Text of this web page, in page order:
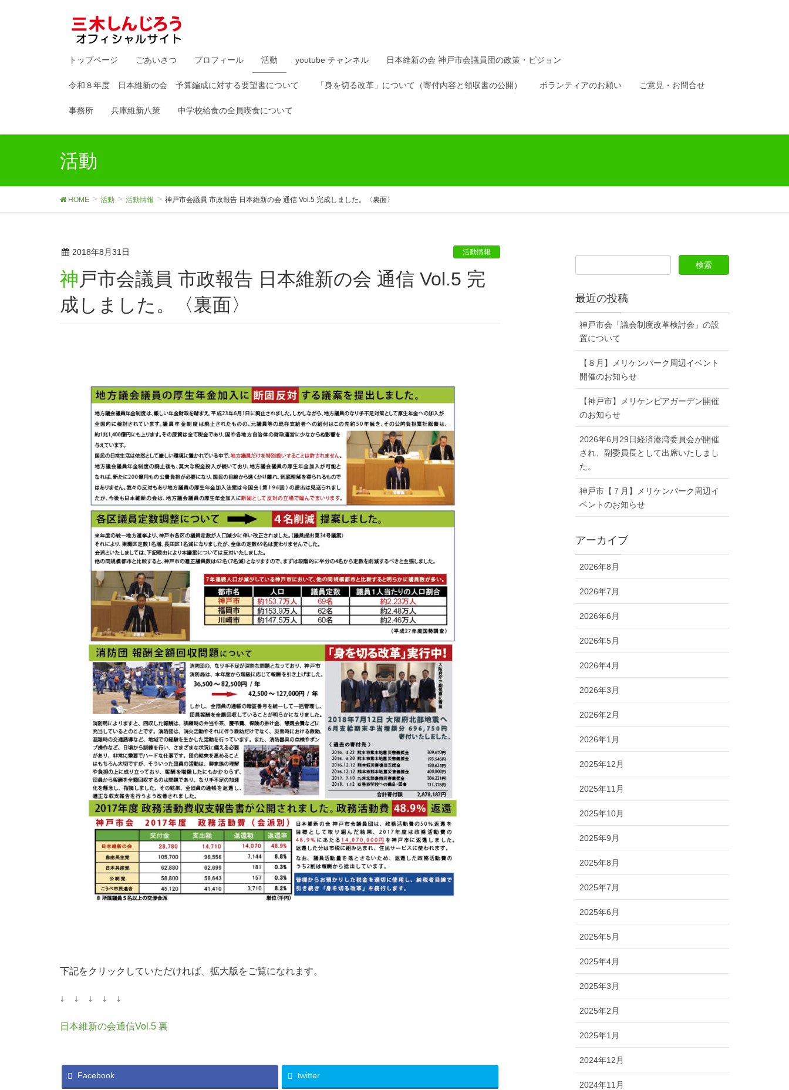
トップページ ごあいさつ プロフィール 活動 youtube チャンネル 日本維新の会 神戸市会議員団の政策・ビジョン
令和８年度 日本維新の会 予算編成に対する要望書について 「身を切る改革」について（寄付内容と領収書の公開） ボランティアのお願い ご意見・お問合せ
事務所 兵庫維新八策 中学校給食の全員喫食について
活動
HOME 活動 活動情報 神戸市会議員 市政報告 日本維新の会 通信 Vol.5 完成しました。〈裏面〉
2018年8月31日 活動情報
神戸市会議員 市政報告 日本維新の会 通信 Vol.5 完
成しました。〈裏面〉
下記をクリックしていただければ、拡大版をご覧になれます。
↓ ↓ ↓ ↓ ↓
日本維新の会通信Vol.5 裏
Facebook twitter
最近の投稿
神戸市会「議会制度改革検討会」の設
置について
【８月】メリケンパーク周辺イベント
開催のお知らせ
【神戸市】メリケンビアガーデン開催
のお知らせ
2026年6月29日経済港湾委員会が開催
され、副委員長として出席いたしまし
た。
神戸市【７月】メリケンパーク周辺イ
ベントのお知らせ
アーカイブ
2026年8月
2026年7月
2026年6月
2026年5月
2026年4月
2026年3月
2026年2月
2026年1月
2025年12月
2025年11月
2025年10月
2025年9月
2025年8月
2025年7月
2025年6月
2025年5月
2025年4月
2025年3月
2025年2月
2025年1月
2024年12月
2024年11月